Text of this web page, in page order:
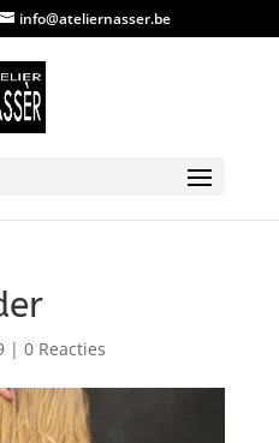
info@ateliernasser.be
| 0 Reacties